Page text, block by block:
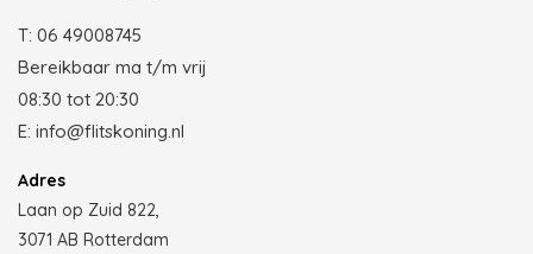
T: 06 49008745
Bereikbaar ma t/m vrij
08:30 tot 20:30
E: info@flitskoning.nl
Adres
Laan op Zuid 822,
3071 AB Rotterdam